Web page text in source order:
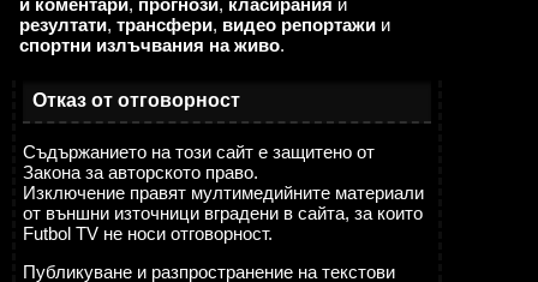
резултати, трансфери, видео репортажи и
спортни излъчвания на живо.
Отказ от отговорност
Съдържанието на този сайт е защитено от
Закона за авторското право.
Изключение правят мултимедийните материали
от външни източници вградени в сайта, за които
Futbol TV не носи отговорност.
Публикуване и разпространение на текстови